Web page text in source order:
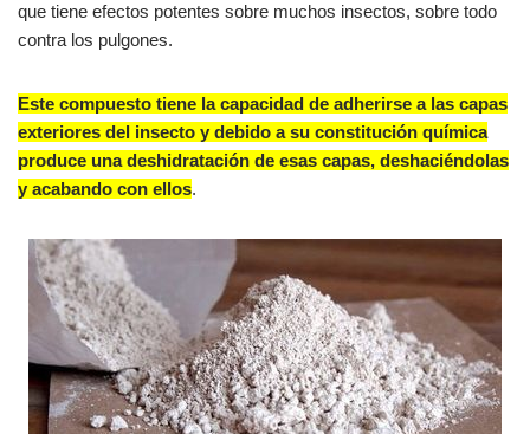
que tiene efectos potentes sobre muchos insectos, sobre todo
contra los pulgones.
Este compuesto tiene la capacidad de adherirse a las capas
exteriores del insecto y debido a su constitución química
produce una deshidratación de esas capas, deshaciéndolas
y acabando con ellos.